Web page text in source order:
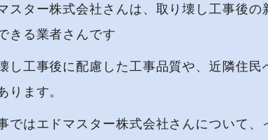
スター株式会社さんは、取り壊し工事後
きる業者さんです
し工事後に配慮した工事品質や、近隣住民
ります。
ではエドマスター株式会社さんについて、